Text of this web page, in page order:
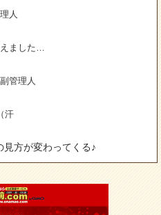
人
ました…
管理人
汗
見方が変わってくる♪